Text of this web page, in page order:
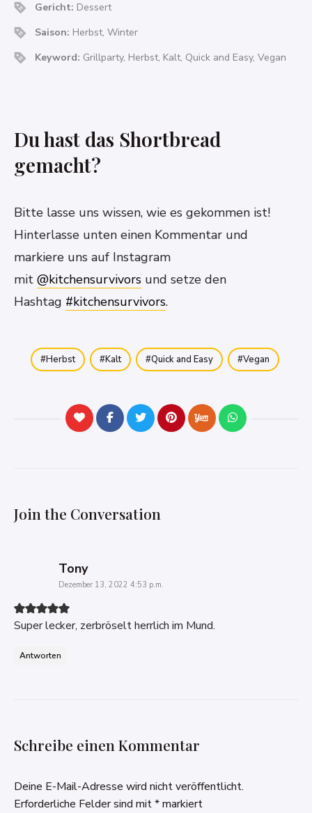
Gericht: Dessert
Saison: Herbst, Winter
Keyword: Grillparty, Herbst, Kalt, Quick and Easy, Vegan
Du hast das Shortbread
gemacht?
Bitte lasse uns wissen, wie es gekommen ist!
Hinterlasse unten einen Kommentar und
markiere uns auf Instagram
mit @kitchensurvivors und setze den
Hashtag #kitchensurvivors.
Herbst Kalt Quick and Easy Vegan
Join the Conversation
Tonysays:
Dezember 13, 2022 4:53 p.m.
Super lecker, zerbröselt herrlich im Mund.
Antworten
Schreibe einen Kommentar
Deine E-Mail-Adresse wird nicht veröffentlicht.
Erforderliche Felder sind mit*markiert